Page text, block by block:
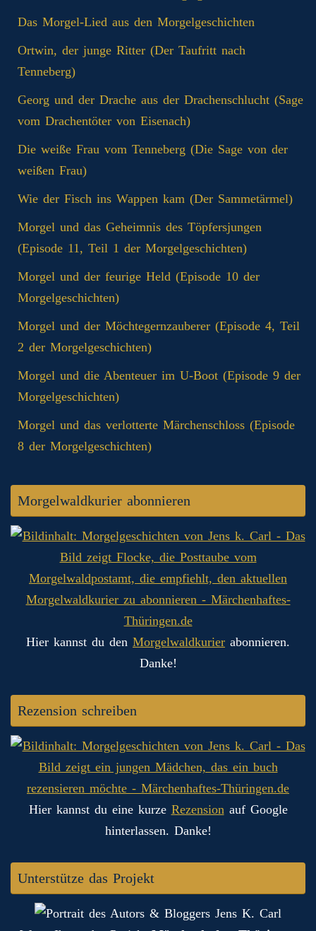
Das Morgel-Lied aus den Morgelgeschichten
Ortwin, der junge Ritter (Der Taufritt nach
Tenneberg)
Georg und der Drache aus der Drachenschlucht (Sage
vom Drachentöter von Eisenach)
Die weiße Frau vom Tenneberg (Die Sage von der
weißen Frau)
Wie der Fisch ins Wappen kam (Der Sammetärmel)
Morgel und das Geheimnis des Töpfersjungen
(Episode 11, Teil 1 der Morgelgeschichten)
Morgel und der feurige Held (Episode 10 der
Morgelgeschichten)
Morgel und der Möchtegernzauberer (Episode 4, Teil
2 der Morgelgeschichten)
Morgel und die Abenteuer im U-Boot (Episode 9 der
Morgelgeschichten)
Morgel und das verlotterte Märchenschloss (Episode
8 der Morgelgeschichten)
Morgelwaldkurier abonnieren
Hier kannst du den Morgelwaldkurier abonnieren.
Danke!
Rezension schreiben
Hier kannst du eine kurze Rezension auf Google
hinterlassen. Danke!
Unterstütze das Projekt